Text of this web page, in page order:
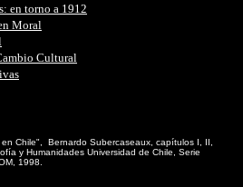
en torno a 1912
Moral
Cultural
Chile", Bernardo Subercaseaux, capítulos I, II,
y Humanidades Universidad de Chile, Serie
1998.